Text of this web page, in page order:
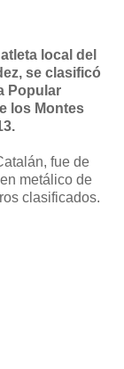
atleta local del
se clasificó
Popular
los Montes
fue de
metálico de
clasificados.